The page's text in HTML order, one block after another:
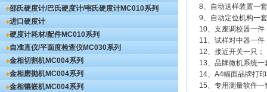
邵氏硬度计/巴氏硬度计/韦氏硬度计MC010系列
进口硬度计
硬度计耗材/配件MC010系列
自准直仪/平面度检查仪MC030系列
金相切割机MC004系列
金相磨抛机MC004系列
金相镶嵌机MC004系列
8、自动送样装置一
9、自动定位机构一
10、支座调校器一件
11、试样对中器一件
12、接近开关一只；
13、品牌微机系统一
14、A4幅面品牌打
15、专用测量软件一